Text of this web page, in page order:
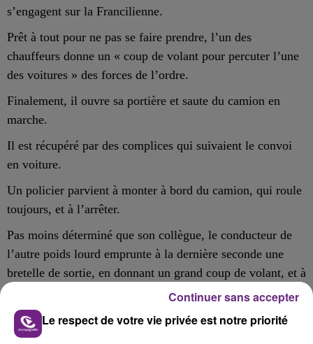
s’engagent sur la Francilienne.
Prêt à tout pour ne pas se faire prendre, l’un des
chauffeurs donne un « coup de volant pour percuter l’une
des voitures » des forces de l’ordre.
Finalement, il ouvre sa portière et saute du camion en
marche.
Il est récupéré par des complices qui suivaient le convoi
en voiture.
Un policier parvient à monter à bord du camion, qui roule
toujours, et à l’arrêter.
Pas moins déterminé que son collègue, le conducteur de
l’autre poids lourd emprunte à la dernière seconde une
bretelle de sortie, en donnant un grand coup de volant, et à
semer les policiers du même coup.
Il abandonne finalement le camion un peu plus loin, dans
une rue de Pontault-Combault.
Le respect de votre vie privée est notre priorité
Continuer sans accepter